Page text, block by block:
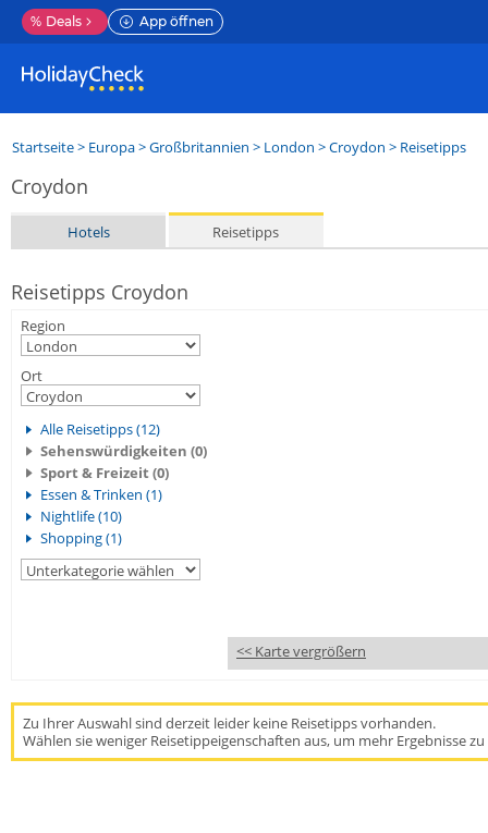
% Deals App öffnen
Startseite> Europa>Großbritannien > London >Croydon > Reisetipps
Croydon
Hotels Reisetipps
Reisetipps Croydon
Region
Ort
Alle Reisetipps (12)
Sehenswürdigkeiten (0)
Sport & Freizeit (0)
Essen & Trinken (1)
Nightlife (10)
Shopping (1)
<< Karte vergrößern
Zu Ihrer Auswahl sind derzeit leider keine Reisetipps vorhanden.
Wählen sie weniger Reisetippeigenschaften aus, um mehr Ergebnisse